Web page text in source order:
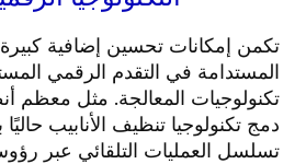
تكمن إمكانات تحسين إضافية كبيرة
المستدامة في التقدم الرقمي
تكنولوجيات المعالجة. مثل معظم
دمج تكنولوجيا تنظيف الأنابيب
تسلسل العمليات التلقائي عبر